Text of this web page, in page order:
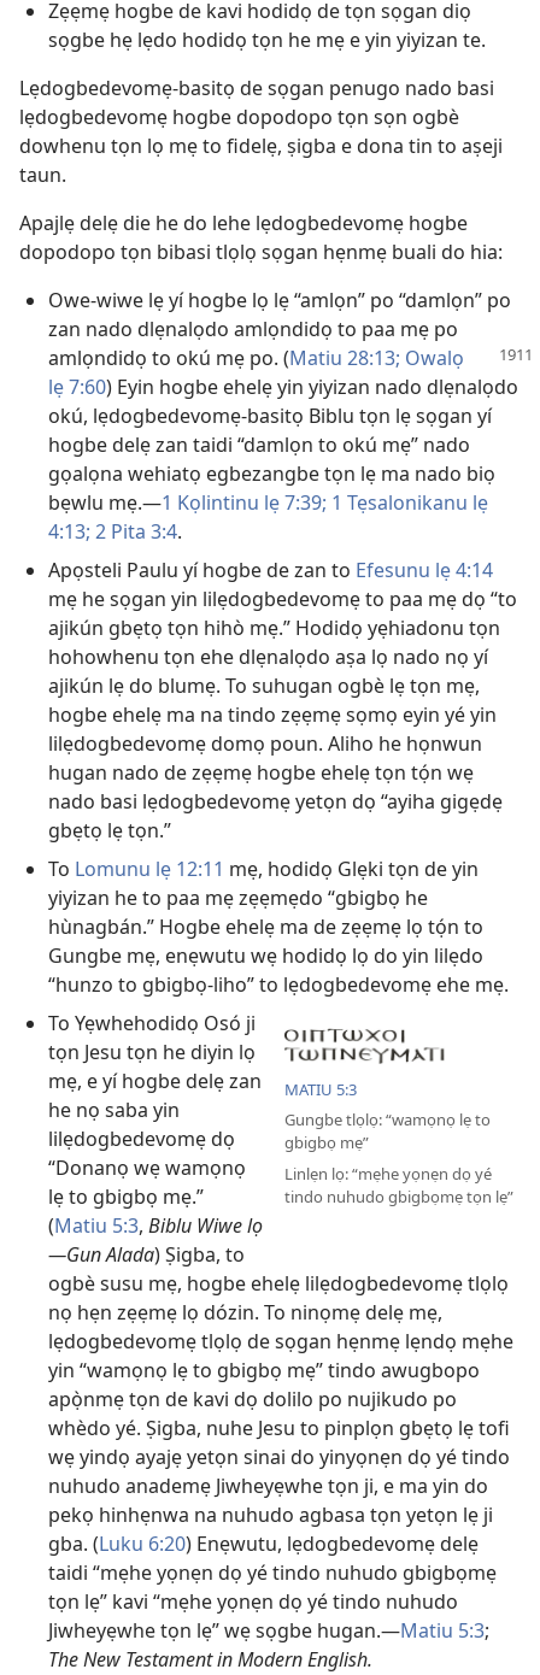
Zẹẹmẹ hogbe de kavi hodidọ de tọn sọgan diọ
sọgbe hẹ lẹdo hodidọ tọn he mẹ e yin yiyizan te.
Lẹdogbedevomẹ-basitọ de sọgan penugo nado basi
lẹdogbedevomẹ hogbe dopodopo tọn sọn ogbè
dowhenu tọn lọ mẹ to fidelẹ, ṣigba e dona tin to aṣeji
taun.
Apajlẹ delẹ die he do lehe lẹdogbedevomẹ hogbe
dopodopo tọn bibasi tlọlọ sọgan hẹnmẹ buali do hia:
Owe-wiwe lẹ yí hogbe lọ lẹ “amlọn” po “damlọn” po
zan nado dlẹnalọdo amlọndidọ to paa mẹ po
amlọndidọ to okú mẹ po. (Matiu 28:13; Owalọ
lẹ 7:60) Eyin hogbe ehelẹ yin yiyizan nado dlẹnalọdo
okú, lẹdogbedevomẹ-basitọ Biblu tọn lẹ sọgan yí
hogbe delẹ zan taidi “damlọn to okú mẹ” nado
gọalọna wehiatọ egbezangbe tọn lẹ ma nado biọ
bẹwlu mẹ.—1 Kọlintinu lẹ 7:39; 1 Tẹsalonikanu lẹ
4:13; 2 Pita 3:4.
Apọsteli Paulu yí hogbe de zan to Efesunu lẹ 4:14
mẹ he sọgan yin lilẹdogbedevomẹ to paa mẹ dọ “to
ajikún gbẹtọ tọn hihò mẹ.” Hodidọ yẹhiadonu tọn
hohowhenu tọn ehe dlẹnalọdo aṣa lọ nado nọ yí
ajikún lẹ do blumẹ. To suhugan ogbè lẹ tọn mẹ,
hogbe ehelẹ ma na tindo zẹẹmẹ sọmọ eyin yé yin
lilẹdogbedevomẹ domọ poun. Aliho he họnwun
hugan nado de zẹẹmẹ hogbe ehelẹ tọn tọ́n wẹ
nado basi lẹdogbedevomẹ yetọn dọ “ayiha gigẹdẹ
gbẹtọ lẹ tọn.”
To Lomunu lẹ 12:11 mẹ, hodidọ Glẹki tọn de yin
yiyizan he to paa mẹ zẹẹmẹdo “gbigbọ he
hùnagbán.” Hogbe ehelẹ ma de zẹẹmẹ lọ tọ́n to
Gungbe mẹ, enẹwutu wẹ hodidọ lọ do yin lilẹdo
“hunzo to gbigbọ-liho” to lẹdogbedevomẹ ehe mẹ.
MATIU 5:3
Gungbe tlọlọ: “wamọnọ lẹ to
gbigbọ mẹ”
Linlẹn lọ: “mẹhe yọnẹn dọ yé
tindo nuhudo gbigbọmẹ tọn lẹ”
To Yẹwhehodidọ Osó ji
tọn Jesu tọn he diyin lọ
mẹ, e yí hogbe delẹ zan
he nọ saba yin
lilẹdogbedevomẹ dọ
“Donanọ wẹ wamọnọ
lẹ to gbigbọ mẹ.”
(Matiu 5:3, Biblu Wiwe lọ
—Gun Alada) Ṣigba, to
ogbè susu mẹ, hogbe ehelẹ lilẹdogbedevomẹ tlọlọ
nọ hẹn zẹẹmẹ lọ dózin. To ninọmẹ delẹ mẹ,
lẹdogbedevomẹ tlọlọ de sọgan hẹnmẹ lẹndọ mẹhe
yin “wamọnọ lẹ to gbigbọ mẹ” tindo awugbopo
apọ̀nmẹ tọn de kavi dọ dolilo po nujikudo po
whèdo yé. Ṣigba, nuhe Jesu to pinplọn gbẹtọ lẹ tofi
wẹ yindọ ayajẹ yetọn sinai do yinyọnẹn dọ yé tindo
nuhudo anademẹ Jiwheyẹwhe tọn ji, e ma yin do
pekọ hinhẹnwa na nuhudo agbasa tọn yetọn lẹ ji
gba. (Luku 6:20) Enẹwutu, lẹdogbedevomẹ delẹ
taidi “mẹhe yọnẹn dọ yé tindo nuhudo gbigbọmẹ
tọn lẹ” kavi “mẹhe yọnẹn dọ yé tindo nuhudo
Jiwheyẹwhe tọn lẹ” wẹ sọgbe hugan.—Matiu 5:3;
The New Testament in Modern English.